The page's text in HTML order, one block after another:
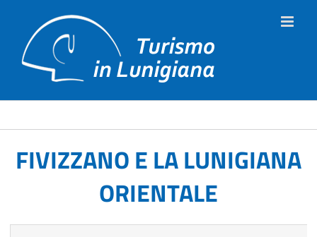
contenuto
FIVIZZANO E LA LUNIGIANA
ORIENTALE